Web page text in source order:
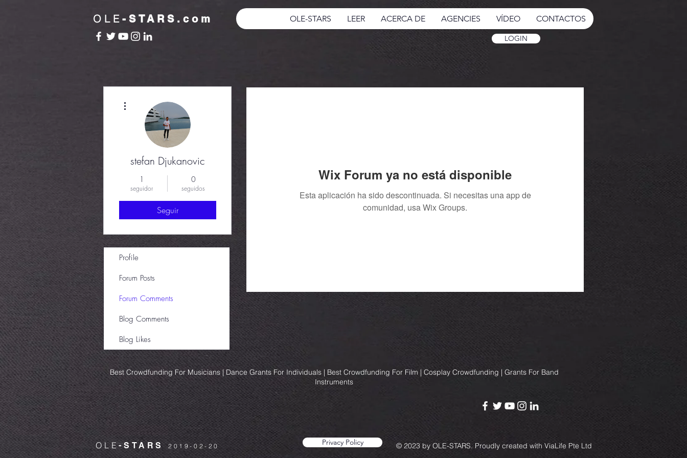
OLE -STARS.com OLE-STARS LEER ACERCA DE AGENCIES VÍDEO CONTACTOS
LOGIN
Wix Forum ya no está disponible
Esta aplicación ha sido descontinuada. Si necesitas una app de
comunidad, usa Wix Groups.
stefan Djukanovic
1
seguidor
0
seguidos
Seguir
Profile
Forum Posts
Forum Comments
Blog Comments
Blog Likes
Best Crowdfunding For Musicians | Dance Grants For Individuals | Best Crowdfunding For Film | Cosplay Crowdfunding | Grants For Band
Instruments
© 2023 by OLE-STARS. Proudly created with ViaLife Pte Ltd
OLE-STARS2019-02-20 Privacy Policy